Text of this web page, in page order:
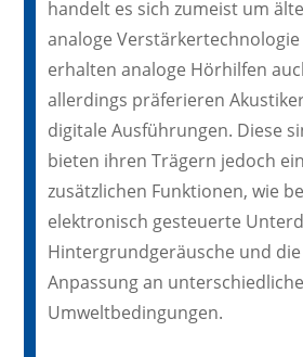
handelt es sich zumeist um
analoge Verstärkertechnologie
erhalten analoge Hörhilfen
allerdings präferieren
digitale Ausführungen. Diese
bieten ihren Trägern jedoch
zusätzlichen Funktionen, wie
elektronisch gesteuerte
Hintergrundgeräusche und
Anpassung an
Umweltbedingungen.